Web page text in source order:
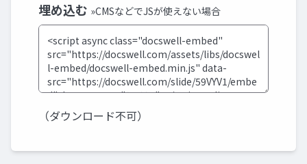
埋め込む »CMSなどでJSが使えない場合
（ダウンロード不可）